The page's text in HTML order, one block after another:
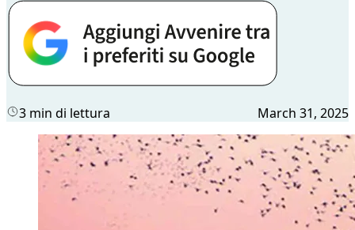
3 min di lettura March 31, 2025